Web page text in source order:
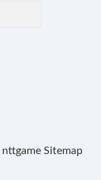
nttgame Sitemap